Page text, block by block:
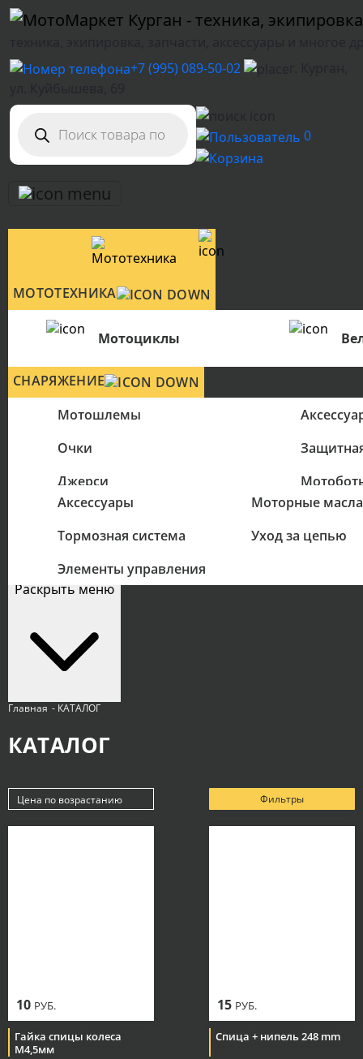
+7 (995) 089-50-02
товаров 0
МОТОТЕХНИКА
Мотоциклы
СНАРЯЖЕНИЕ
Мотошлемы
Очки
Джерси
Перчатки
Аксессуары
Тормозная система
Цепи
Элементы управления
Моторные масла
Уход за цепью
Главная - КАТАЛОГ
Цена по возрастанию
Новинки
Популярные
КАТАЛОГ
Фильтры
10 РУБ.
Гайка спицы колеса
М4,5мм
15 РУБ.
Спица + нипель 248 mm